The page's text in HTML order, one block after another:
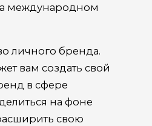
международном
личного бренда.
вам создать свой
в сфере
на фоне
свою